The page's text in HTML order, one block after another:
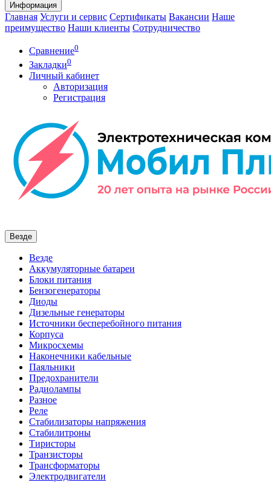
Информация
Главная Услуги и сервис Сертификаты Вакансии Наше
преимущество Наши клиенты Сотрудничество
Сравнение0
Закладки0
Личный кабинет
Авторизация
Регистрация
Везде
Везде
Аккумуляторные батареи
Блоки питания
Бензогенераторы
Диоды
Дизельные генераторы
Источники бесперебойного питания
Корпуса
Микросхемы
Наконечники кабельные
Паяльники
Предохранители
Радиолампы
Разное
Реле
Стабилизаторы напряжения
Стабилитроны
Тиристоры
Транзисторы
Трансформаторы
Электродвигатели